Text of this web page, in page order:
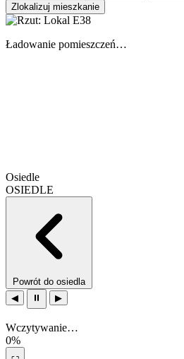
Zlokalizuj mieszkanie
Ładowanie pomieszczeń…
Osiedle
OSIEDLE
Powrót do osiedla
◀
⏸ ▶
Wczytywanie…
0%